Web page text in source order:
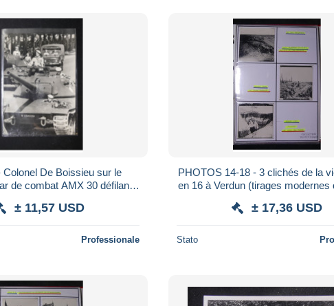
Colonel De Boissieu sur le
de combat AMX 30 défilant
21843
± 11,57 USD
Professionale
PHOTOS 14-18 - 3 clichés de la
en 16 à Verdun (tirages modernes
± 17,36 USD
Stato